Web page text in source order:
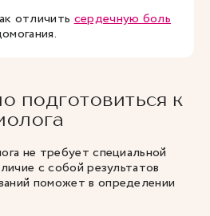
отличитьсердечную боль
подготовиться к
не требует специальной
с собой результатов
поможет в определении